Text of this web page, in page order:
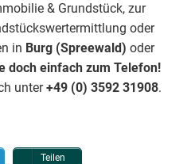
& Grundstück, zur
oder
in Burg (Spreewald) oder
doch einfach zum Telefon!
unter+49 (0) 3592 31908.
Teilen